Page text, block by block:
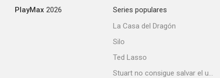
PlayMax 2026
Series populares
La Casa del Dragón
Silo
Ted Lasso
Stuart no consigue salvar el universo